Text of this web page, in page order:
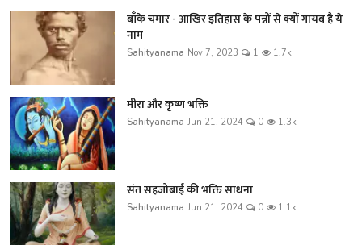
बाँके चमार - आखिर इतिहास के पन्नों से क्यों गायब है ये
नाम
Sahityanama Nov 7, 2023 1 1.7k
मीरा और कृष्ण भक्ति
Sahityanama Jun 21, 2024 0 1.3k
संत सहजोबाई की भक्ति साधना
Sahityanama Jun 21, 2024 0 1.1k